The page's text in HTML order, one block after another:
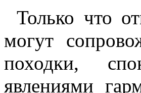
Только что
могут
походки,
явлениями